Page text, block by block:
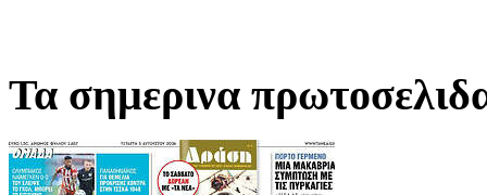
Τα σημερινα